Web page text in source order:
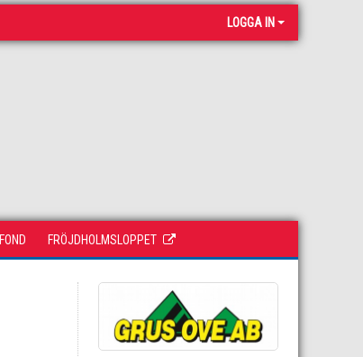
LOGGA IN
FRÖJDHOLMSLOPPET